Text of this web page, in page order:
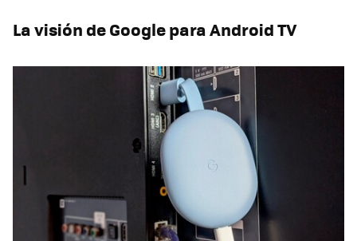
La visión de Google para Android TV